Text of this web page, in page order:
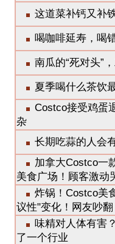
这道菜补钙又补
喝咖啡延寿，喝
南瓜的“死对头”
夏季喝什么茶饮
Costco接受鸡蛋
杂
长期吃蒜的人会
加拿大Costco一
美食广场！顾客激动
炸锅！Costco美
议性"变化！网友吵翻
味精对人体有害
了一个行业